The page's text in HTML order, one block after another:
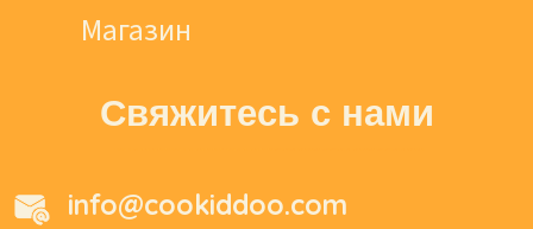
Магазин
Свяжитесь с нами
info@cookiddoo.com